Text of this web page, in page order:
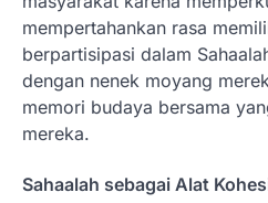
mempertahankan rasa
berpartisipasi dalam
dengan nenek moyang
memori budaya bersama
mereka.
Sahaalah sebagai Alat